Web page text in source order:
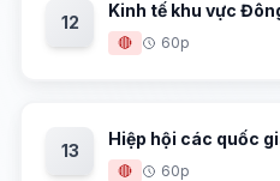
12
Kinh tế khu vực
🔴 60p
13
Hiệp hội các quốc
🔴 60p